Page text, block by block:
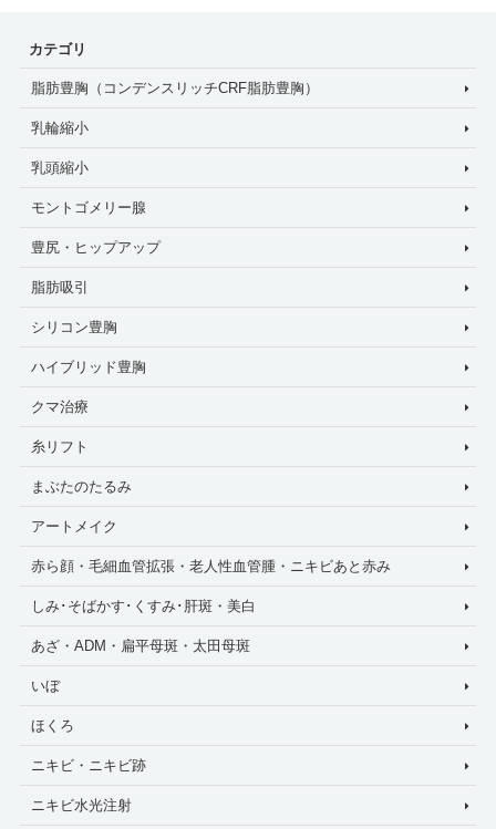
カテゴリ
脂肪豊胸（コンデンスリッチCRF脂肪豊胸）
乳輪縮小
乳頭縮小
モントゴメリー腺
豊尻・ヒップアップ
脂肪吸引
シリコン豊胸
ハイブリッド豊胸
クマ治療
糸リフト
まぶたのたるみ
アートメイク
赤ら顔・毛細血管拡張・老人性血管腫・ニキビあと赤み
しみ･そばかす･くすみ･肝斑・美白
あざ・ADM・扁平母斑・太田母斑
いぼ
ほくろ
ニキビ・ニキビ跡
ニキビ水光注射